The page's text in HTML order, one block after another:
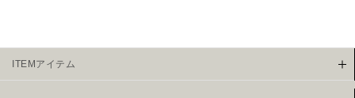
ITEMアイテム